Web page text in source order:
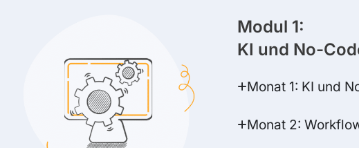
Modul 1:
KI und No-
Monat 1: KI und
Monat 2: